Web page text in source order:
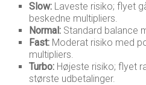
Slow: Laveste risiko; flyet
beskedne multipliers.
Normal: Standard balance
Fast: Moderat risiko med
multipliers.
Turbo: Højeste risiko; flyet
største udbetalinger.